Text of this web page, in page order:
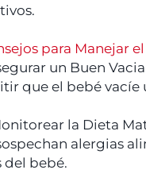
para Manejar
un Buen
que el bebé vacíe
la Dieta
alergias
del bebé.